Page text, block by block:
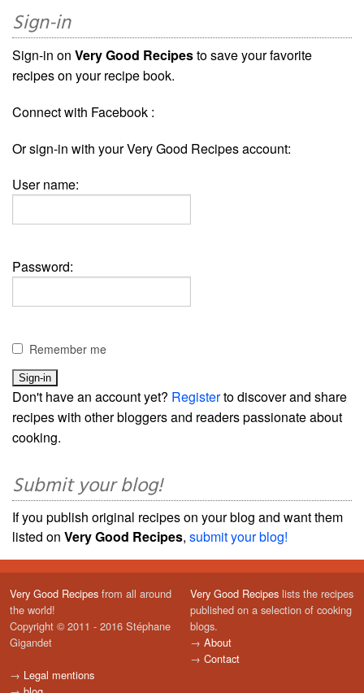
Sign-in
Sign-in on Very Good Recipesto save your favorite
recipes on your recipe book.
Connect with Facebook :
Or sign-in with your Very Good Recipes account:
User name:
Password:
Remember me
Don't have an account yet? Registerto discover and share
recipes with other bloggers and readers passionate about
cooking.
Submit your blog!
If you publish original recipes on your blog and want them
listed on Very Good Recipes, submit your blog!
Very Good Recipes from all around
the world!
Copyright © 2011 - 2016 Stéphane
Gigandet
→ Legal mentions
Very Good Recipes lists the recipes
published on a selection of cooking
blogs.
→ About
→ Contact